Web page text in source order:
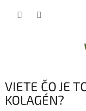
VIETE ČO JE
KOLAGÉN?